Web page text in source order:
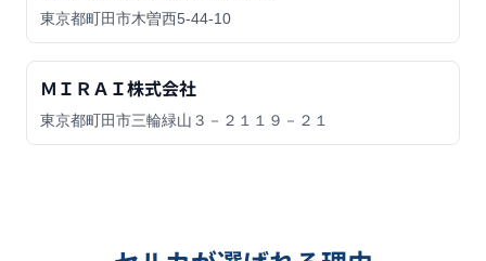
東京都町田市木曽西5-44-10
ＭＩＲＡＩ株式会社
東京都町田市三輪緑山３－２１１９－２１